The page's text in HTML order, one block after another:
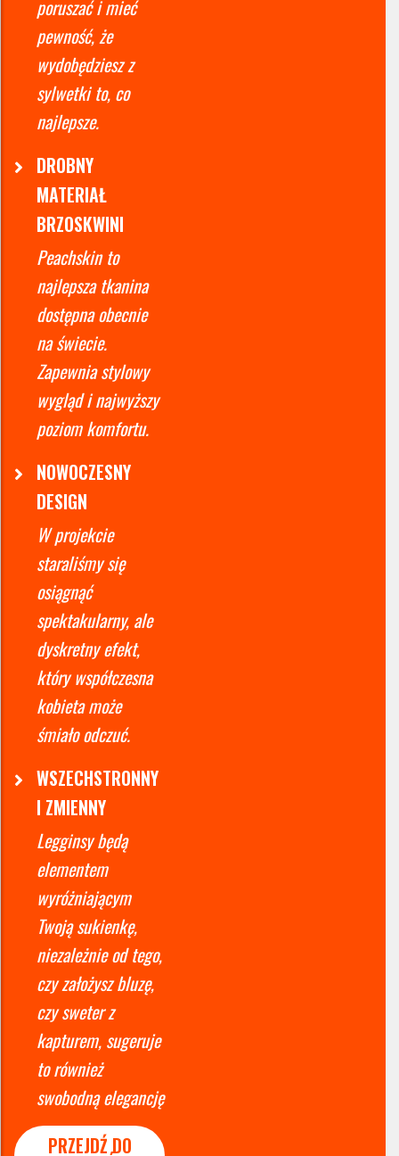
poruszać i mieć
pewność, że
wydobędziesz z
sylwetki to, co
najlepsze.
DROBNY
MATERIAŁ
BRZOSKWINI
Peachskin to
najlepsza tkanina
dostępna obecnie
na świecie.
Zapewnia stylowy
wygląd i najwyższy
poziom komfortu.
NOWOCZESNY
DESIGN
W projekcie
staraliśmy się
osiągnąć
spektakularny, ale
dyskretny efekt,
który współczesna
kobieta może
śmiało odczuć.
WSZECHSTRONNY
I ZMIENNY
Legginsy będą
elementem
wyróżniającym
Twoją sukienkę,
niezależnie od tego,
czy założysz bluzę,
czy sweter z
kapturem, sugeruje
to również
swobodną elegancję
PRZEJDŹ DO